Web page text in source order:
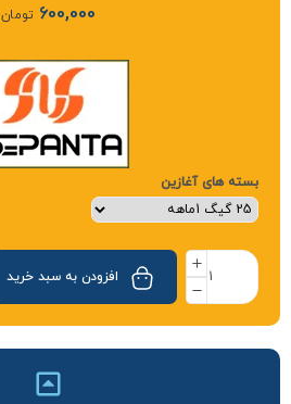
600,000 تومان
بسته های آغازین
افزودن به سبد خرید